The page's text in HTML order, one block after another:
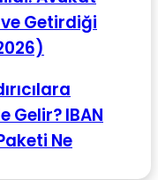
Getirdiği
Gelir? IBAN
Ne